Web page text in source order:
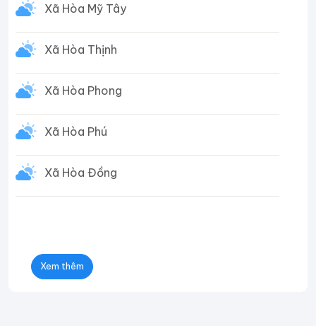
Xã Hòa Mỹ Tây
Xã Hòa Thịnh
Xã Hòa Phong
Xã Hòa Phú
Xã Hòa Đồng
Xem thêm